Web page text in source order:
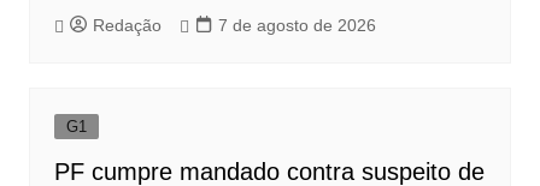
Redação 7 de agosto de 2026
G1
PF cumpre mandado contra suspeito de